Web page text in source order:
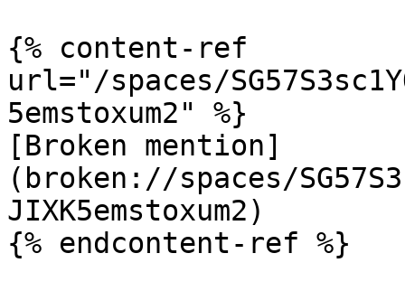
{% content-ref
url="/spaces/
5emstoxum2" %}
[Broken mention]
(broken://spaces/
JIXK5emstoxum2)
{% endcontent-ref %}